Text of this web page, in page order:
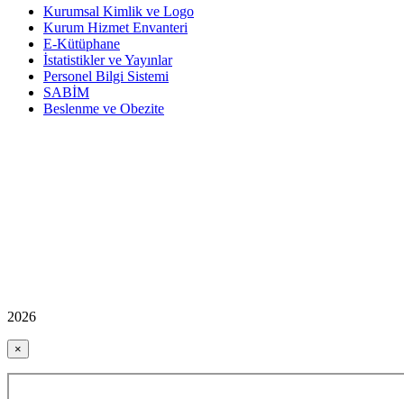
Kurumsal Kimlik ve Logo
Kurum Hizmet Envanteri
E-Kütüphane
İstatistikler ve Yayınlar
Personel Bilgi Sistemi
SABİM
Beslenme ve Obezite
2026
×